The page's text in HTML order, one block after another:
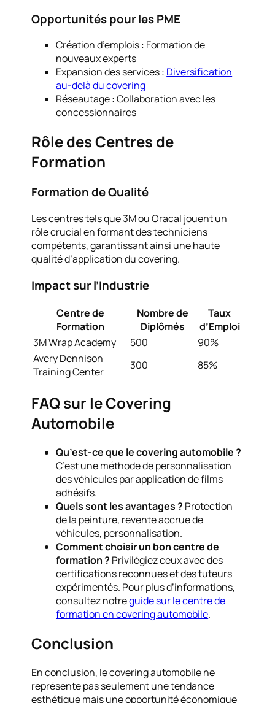
Opportunités pour les PME
Création d’emplois : Formation de
nouveaux experts
Expansion des services : Diversification
au-delà du covering
Réseautage : Collaboration avec les
concessionnaires
Rôle des Centres de
Formation
Formation de Qualité
Les centres tels que 3M ou Oracal jouent un
rôle crucial en formant des techniciens
compétents, garantissant ainsi une haute
qualité d’application du covering.
Impact sur l’Industrie
Centre de
Formation
Nombre de
Diplômés
Taux
d’Emploi
3M Wrap Academy
500
90%
Avery Dennison
Training Center
300 85%
FAQ sur le Covering
Automobile
Qu’est-ce que le covering automobile ?
C’est une méthode de personnalisation
des véhicules par application de films
adhésifs.
Quels sont les avantages ? Protection
de la peinture, revente accrue de
véhicules, personnalisation.
Comment choisir un bon centre de
formation ? Privilégiez ceux avec des
certifications reconnues et des tuteurs
expérimentés. Pour plus d’informations,
consultez notreguide sur le centre de
formation en covering automobile.
Conclusion
En conclusion, le covering automobile ne
représente pas seulement une tendance
esthétique mais une opportunité économique